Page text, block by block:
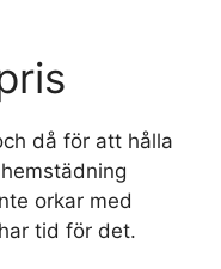
då för att hålla
orkar med
tid för det.